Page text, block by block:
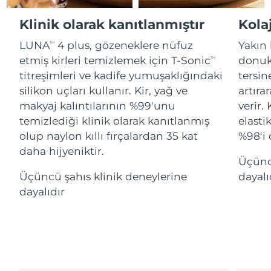
Klinik olarak kanıtlanmıştır
LUNATM
4 plus, gözeneklere nüfuz
etmiş kirleri temizlemek için T-SonicTM
titreşimleri ve kadife yumuşaklığındaki
silikon uçları kullanır. Kir, yağ ve
makyaj kalıntılarının %99'unu
temizlediği klinik olarak kanıtlanmış
olup naylon kıllı fırçalardan 35 kat
daha hijyeniktir.
Üçüncü şahıs klinik deneylerine
dayalıdır
verir.
%98'i
For healthy hair
18% PAP
Kozmetik ürünleri Erkekler
Tüm Ürünler
FOREO APP
HAKKINDA
İtalya Tahmini teslim tarihi 8/9/26
Japonya Tahmini teslim tarihi 8/12/26
Jersey Tahmini teslim tarihi
Kazakistan Tahmini teslim tarihi
Kuveyt 8/9/26
Letonya Tahmini teslim tarihi 8/9/26